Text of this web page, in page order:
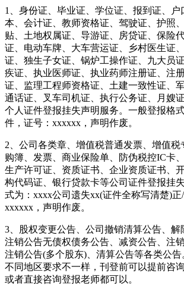
1、身份证、毕业证、学位证、报到证、户
本、会计证、教师资格证、驾驶证、护照
贴、土地权属证、导游证、房贷证、保险
证、电动车牌、大车营运证、乡村医生证
证、独生子女证、锅炉工操作证、九大员
疾证、执业医师证、执业药师注册证、注
证、监理工程师资格证、土建一致性证、
通话证、叉车司机证、执行公务证、月嫂
个人证件登报挂失声明服务。一般登报格
件，证号：xxxxxx，声明作废。
2、公司各类章、增值税普通发票、增值税
购簿、发票、商业保险单、防伪税控IC卡
生产许可证、资质证书、企业资质证书、
构代码证、银行贷款卡等公司证件登报挂
式为：xxxx公司遗失xx(证件全称写清楚)正/
xxxxxx，声明作废。
3、股权变更公告、公司撤销清算公告、解
注销公告无债权债务公告、减资公告、注
注销公告(多个股东)、清算公告等各类公
不同地区要求不一样，刊登前可以提前咨
或者直接咨询登报老师都可以。